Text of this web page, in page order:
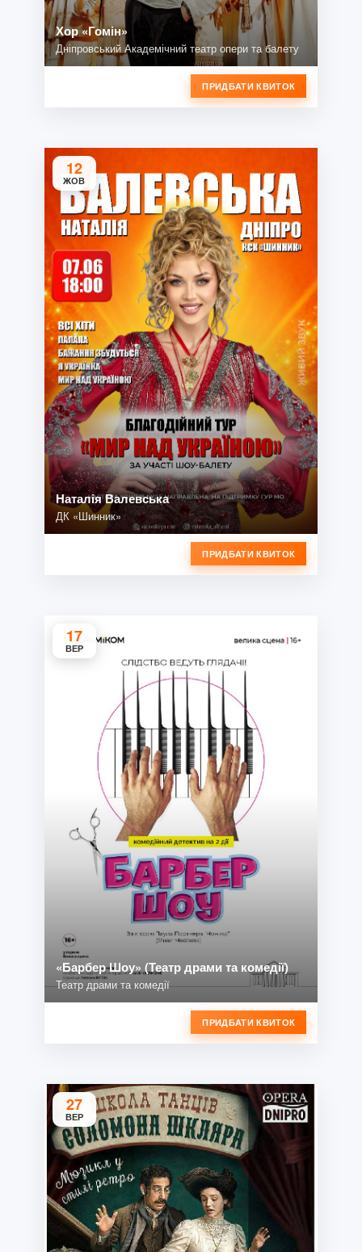
Хор «Гомін»
Дніпровський Академічний театр опери та балету
ПРИДБАТИ КВИТОК
12
ЖОВ
Наталія Валевська
ДК «Шинник»
ПРИДБАТИ КВИТОК
17
ВЕР
«Барбер Шоу» (Театр драми та комедії)
Театр драми та комедії
ПРИДБАТИ КВИТОК
27
ВЕР